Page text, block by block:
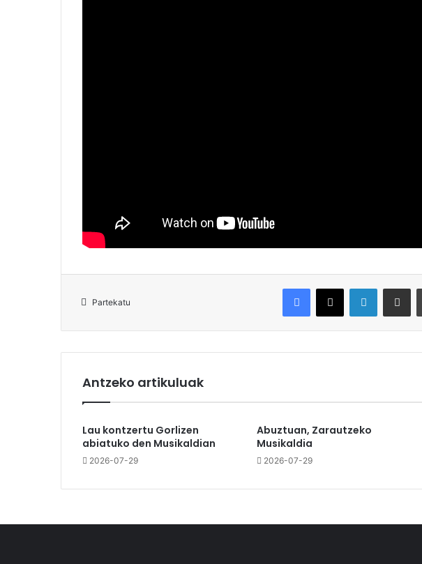
Partekatu
Antzeko artikuluak
Lau kontzertu Gorlizen
abiatuko den Musikaldian
2026-07-29
Abuztuan, Zarautzeko
Musikaldia
2026-07-29